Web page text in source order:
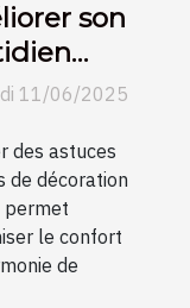
son
des
de
11/06/2025
des astuces
de décoration
permet
le confort
de